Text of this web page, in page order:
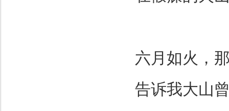
六月如火，
告诉我大山